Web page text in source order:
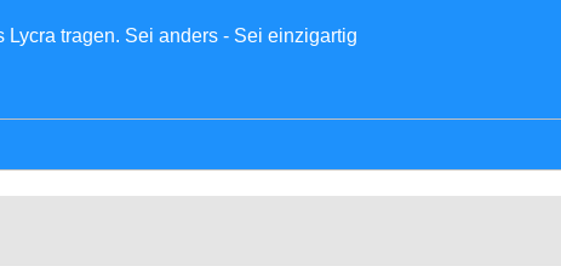
tragen. Sei anders - Sei einzigartig